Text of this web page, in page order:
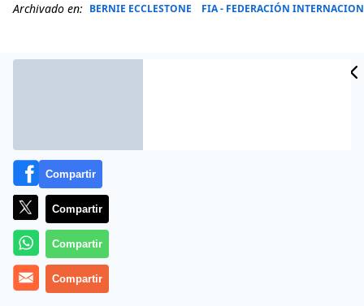
Archivado en: BERNIE ECCLESTONE FIA - FEDERACIÓN
Más información
Compartir
Compartir
Compartir
Compartir